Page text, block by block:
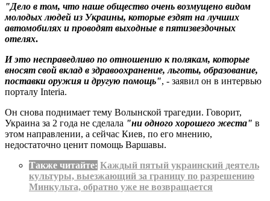
"Дело в том, что наше общество очень возмущено видом
молодых людей из Украины, которые ездят на лучших
автомобилях и проводят выходные в пятизвездочных
отелях.
И это несправедливо по отношению к полякам, которые
вносят свой вклад в здравоохранение, льготы, образование,
поставки оружия и другую помощь", - заявил он в интервью
порталу Interia.
Он снова поднимает тему Волынской трагедии. Говорит,
Украина за 2 года не сделала "ни одного хорошего жеста" в
этом направлении, а сейчас Киев, по его мнению,
недостаточно ценит помощь Варшавы.
Также читайте: Каждый пятый украинский деятель
культуры, выезжающий за границу по разрешению
Минкульта, обратно уже не возвращается